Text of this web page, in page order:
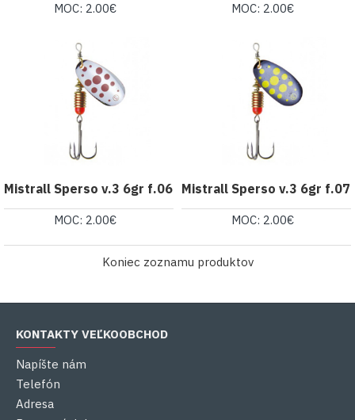
MOC: 2.00€ MOC: 2.00€
Mistrall Sperso v.3 6gr f.06
MOC: 2.00€
Mistrall Sperso v.3 6gr f.07
MOC: 2.00€
Koniec zoznamu produktov
KONTAKTY VEĽKOOBCHOD
Napíšte nám
Telefón
Adresa